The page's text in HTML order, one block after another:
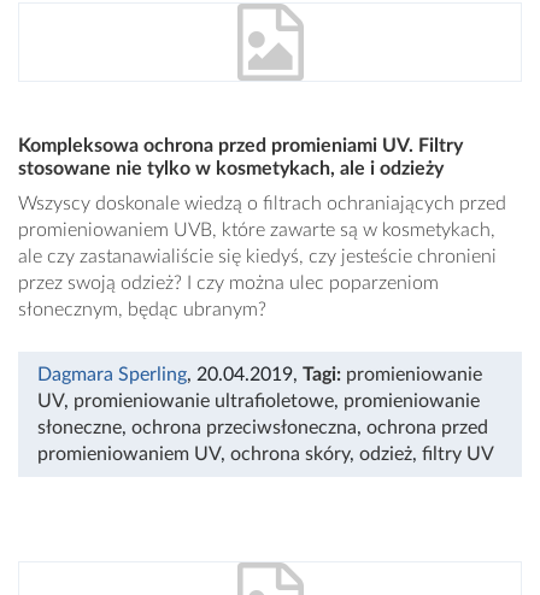
Kompleksowa ochrona przed promieniami UV. Filtry
stosowane nie tylko w kosmetykach, ale i odzieży
Wszyscy doskonale wiedzą o filtrach ochraniających przed
promieniowaniem UVB, które zawarte są w kosmetykach,
ale czy zastanawialiście się kiedyś, czy jesteście chronieni
przez swoją odzież? I czy można ulec poparzeniom
słonecznym, będąc ubranym?
Dagmara Sperling, 20.04.2019, Tagi: promieniowanie
UV, promieniowanie ultrafioletowe, promieniowanie
słoneczne, ochrona przeciwsłoneczna, ochrona przed
promieniowaniem UV, ochrona skóry, odzież, filtry UV